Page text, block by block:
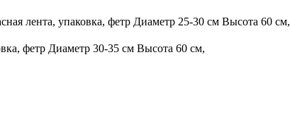
лента, упаковка, фетр Диаметр 25-30 см Высота 60 см,
фетр Диаметр 30-35 см Высота 60 см,